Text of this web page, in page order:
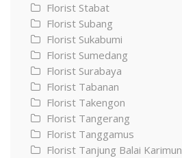
Florist Stabat
Florist Subang
Florist Sukabumi
Florist Sumedang
Florist Surabaya
Florist Tabanan
Florist Takengon
Florist Tangerang
Florist Tanggamus
Florist Tanjung Balai Karimun